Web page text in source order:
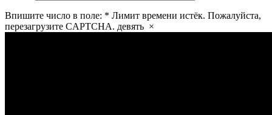
Впишите число в поле: * Лимит времени истёк. Пожалуйста,
перезагрузите CAPTCHA. девять ×